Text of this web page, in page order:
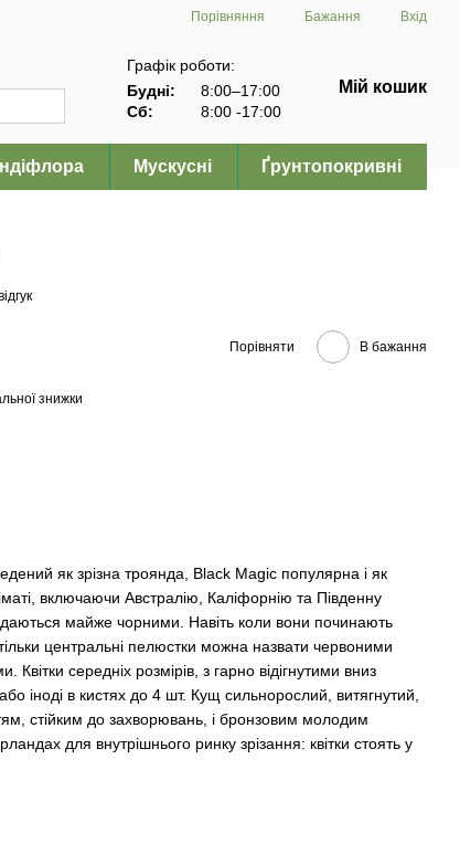
Порівняння Бажання Вхід
Графік роботи:
Будні:
8:00–17:00
Сб:
8:00 -17:00
Мій кошик
Мускусні Ґрунтопокривні
Порівняти В бажання
знижки
як зрізна троянда, Black Magic популярна і як
включаючи Австралію, Каліфорнію та Південну
майже чорними. Навіть коли вони починають
центральні пелюстки можна назвати червоними
середніх розмірів, з гарно відігнутими вниз
іноді в кистях до 4 шт. Кущ сильнорослий, витягнутий,
стійким до захворювань, і бронзовим молодим
для внутрішнього ринку зрізання: квітки стоять у